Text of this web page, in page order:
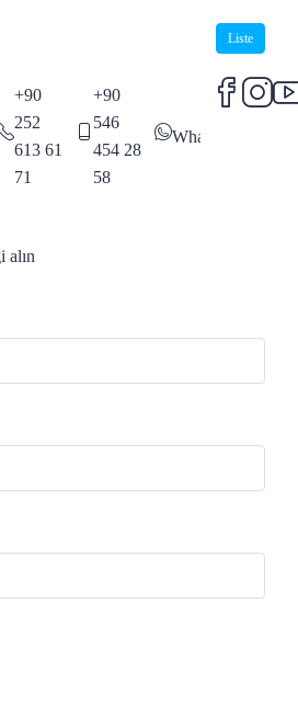
Liste
+90
252
613 61
71
+90
546
454 28
58
WhatsApp
alın